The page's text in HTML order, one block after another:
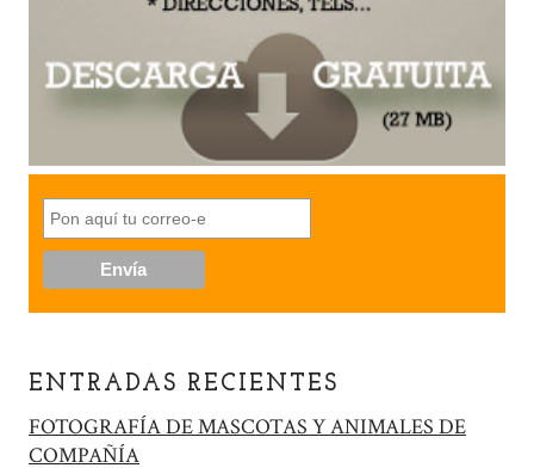
ENTRADAS RECIENTES
FOTOGRAFÍA DE MASCOTAS Y ANIMALES DE
COMPAÑÍA